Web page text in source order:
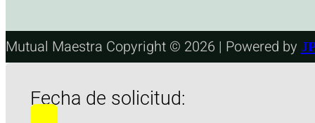
Mutual Maestra Copyright © 2026 | Powered by
Fecha de solicitud: